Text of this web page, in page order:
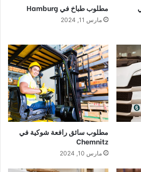
مطلوب طباخ في Hamburg
مارس 11, 2024
مطلوب سائق رافعة شوكية في
Chemnitz
مارس 10, 2024